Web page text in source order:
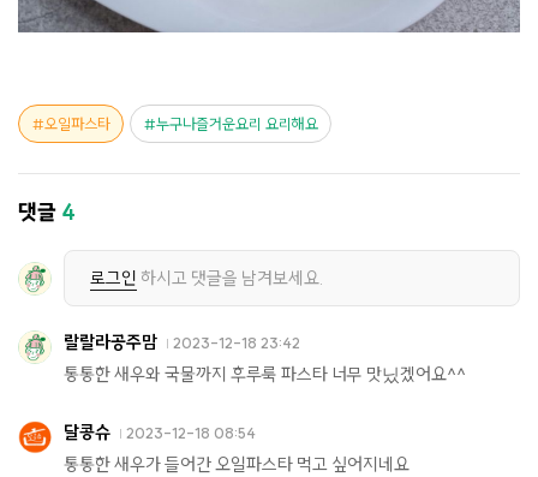
오일파스타 누구나즐거운요리 요리해요
댓글 4
로그인 하시고 댓글을 남겨보세요.
랄랄라공주맘 2023-12-18 23:42
통통한 새우와 국물까지 후루룩 파스타 너무 맛닜겠어요^^
달콩슈 2023-12-18 08:54
통통한 새우가 들어간 오일파스타 먹고 싶어지네요